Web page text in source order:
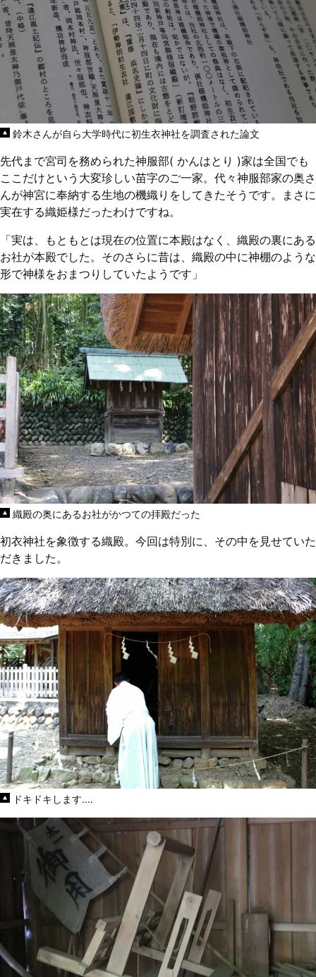
鈴木さんが自ら大学時代に初生衣神社を調査された論文
先代まで宮司を務められた神服部( かんはとり )家は全国でも
ここだけという大変珍しい苗字のご一家。代々神服部家の奥さ
んが神宮に奉納する生地の機織りをしてきたそうです。まさに
実在する織姫様だったわけですね。
「実は、もともとは現在の位置に本殿はなく、織殿の裏にある
お社が本殿でした。そのさらに昔は、織殿の中に神棚のような
形で神様をおまつりしていたようです」
織殿の奥にあるお社がかつての拝殿だった
初衣神社を象徴する織殿。今回は特別に、その中を見せていた
だきました。
ドキドキします‥‥